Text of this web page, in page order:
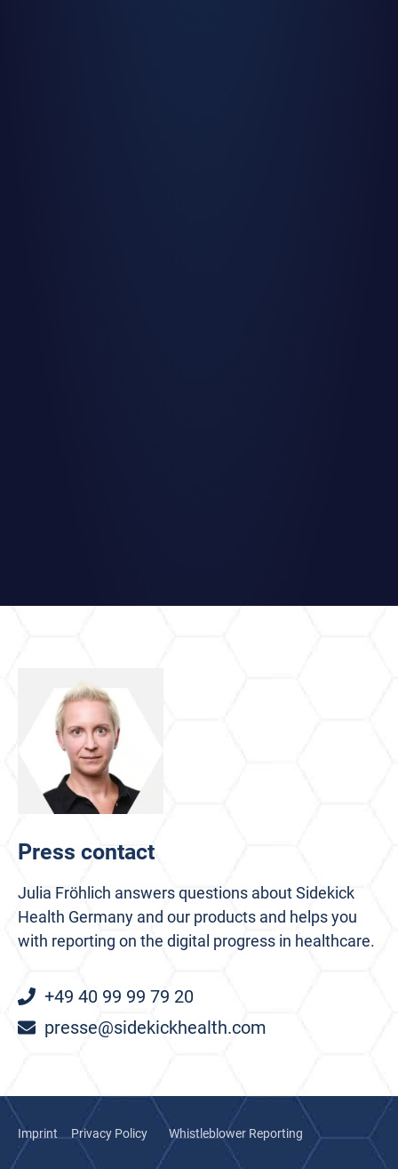
Press contact
Julia Fröhlich answers questions about Sidekick
Health Germany and our products and helps you
with reporting on the digital progress in healthcare.
+49 40 99 99 79 20
presse@sidekickhealth.com
Imprint Privacy Policy Whistleblower Reporting